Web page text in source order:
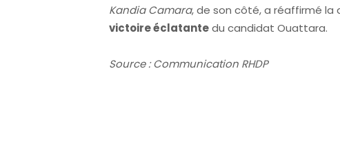
Kandia Camara, de son côté, a réaffirmé
victoire éclatantedu candidat Ouattara.
Source : Communication RHDP